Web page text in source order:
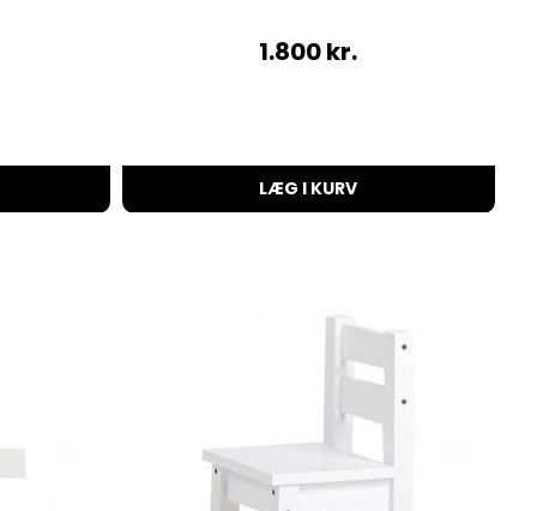
1.800kr.
LÆG I KURV